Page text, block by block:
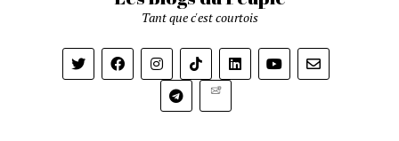
Tant que c'est courtois